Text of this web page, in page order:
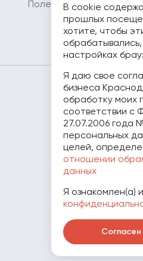
Полезные ресурсы
Скачать
В cookie
прошлых
хотите, чтобы
настройках
Я даю свое
бизнеса
обработку моих
соответствии с
27.07.2006 года
персональных
целей,
отношении
данных
Я ознакомлен(а)
Согласен